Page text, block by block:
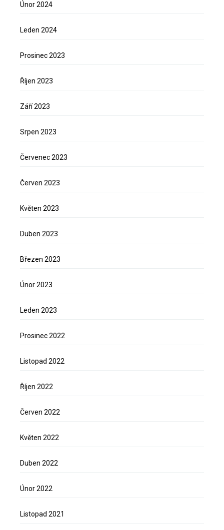
Únor 2024
Leden 2024
Prosinec 2023
Říjen 2023
Září 2023
Srpen 2023
Červenec 2023
Červen 2023
Květen 2023
Duben 2023
Březen 2023
Únor 2023
Leden 2023
Prosinec 2022
Listopad 2022
Říjen 2022
Červen 2022
Květen 2022
Duben 2022
Únor 2022
Listopad 2021